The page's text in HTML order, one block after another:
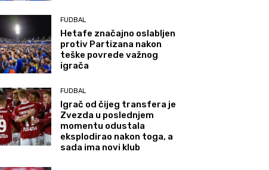
FUDBAL
Hetafe značajno oslabljen
protiv Partizana nakon
teške povrede važnog
igrača
FUDBAL
Igrač od čijeg transfera je
Zvezda u poslednjem
momentu odustala
eksplodirao nakon toga, a
sada ima novi klub